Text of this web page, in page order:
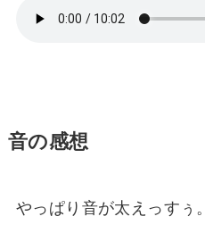
音の感想
やっぱり音が太えっすぅ。